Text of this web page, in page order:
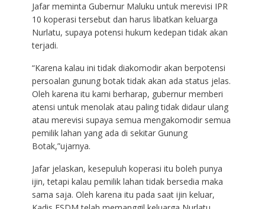
Jafar meminta Gubernur Maluku untuk merevisi IPR
10 koperasi tersebut dan harus libatkan keluarga
Nurlatu, supaya potensi hukum kedepan tidak akan
terjadi.
“Karena kalau ini tidak diakomodir akan berpotensi
persoalan gunung botak tidak akan ada status jelas.
Oleh karena itu kami berharap, gubernur memberi
atensi untuk menolak atau paling tidak didaur ulang
atau merevisi supaya semua mengakomodir semua
pemilik lahan yang ada di sekitar Gunung
Botak,”ujarnya.
Jafar jelaskan, kesepuluh koperasi itu boleh punya
ijin, tetapi kalau pemilik lahan tidak bersedia maka
sama saja. Oleh karena itu pada saat ijin keluar,